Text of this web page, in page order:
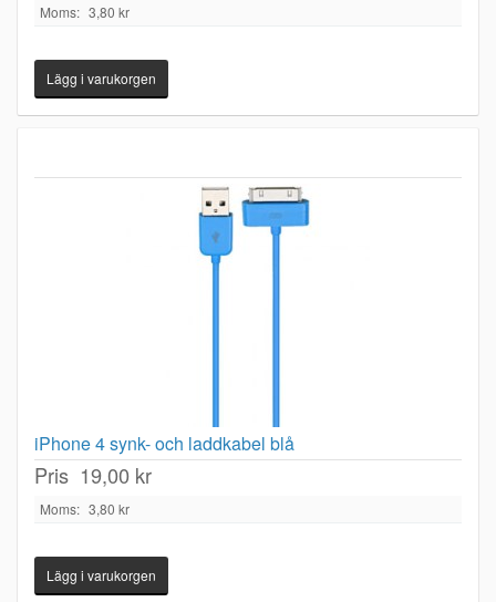
Moms: 3,80 kr
iPhone 4 synk- och laddkabel blå
Pris 19,00 kr
Moms: 3,80 kr